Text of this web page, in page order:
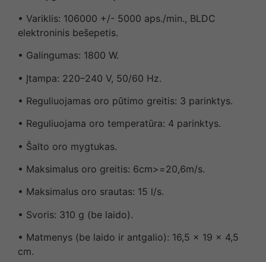
• Variklis: 106000 +/- 5000 aps./min., BLDC
elektroninis bešepetis.
• Galingumas: 1800 W.
• Įtampa: 220–240 V, 50/60 Hz.
• Reguliuojamas oro pūtimo greitis: 3 parinktys.
• Reguliuojama oro temperatūra: 4 parinktys.
• Šalto oro mygtukas.
• Maksimalus oro greitis: 6cm>=20,6m/s.
• Maksimalus oro srautas: 15 l/s.
• Svoris: 310 g (be laido).
• Matmenys (be laido ir antgalio): 16,5 x 19 x 4,5
cm.